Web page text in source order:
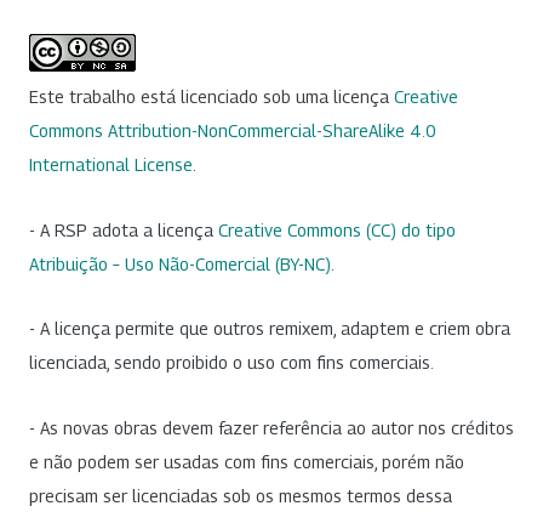
Este trabalho está licenciado sob uma licença Creative
Commons Attribution-NonCommercial-ShareAlike 4.0
International License
- A RSP adota a licença Creative Commons (CC) do tipo
Atribuição – Uso Não-Comercial (BY-NC)
- A licença permite que outros remixem, adaptem e criem obra
licenciada, sendo proibido o uso com fins comerciais.
- As novas obras devem fazer referência ao autor nos créditos
e não podem ser usadas com fins comerciais, porém não
precisam ser licenciadas sob os mesmos termos dessa